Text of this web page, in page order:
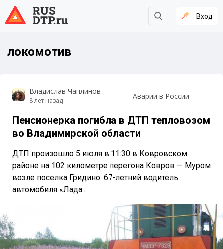
Вход
локомотив
Владислав Чаплинов
8 лет назад Аварии в России
Пенсионерка погибла в ДТП тепловозом
во Владимирской области
ДТП произошло 5 июля в 11:30 в Ковровском
районе на 102 километре перегона Ковров — Муром
возле поселка Гридино. 67-летний водитель
автомобиля «Лада...